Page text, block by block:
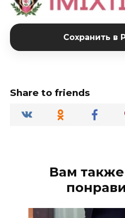
Сохранить в
Share to friends
Вам